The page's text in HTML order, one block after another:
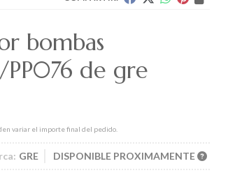
bombas
PP076 de gre
variar el importe final del pedido.
GRE DISPONIBLE PROXIMAMENTE